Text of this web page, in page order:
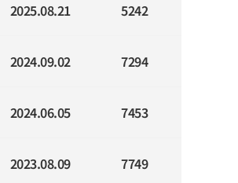
2025.08.21 5242
2024.09.02 7294
2024.06.05 7453
2023.08.09 7749